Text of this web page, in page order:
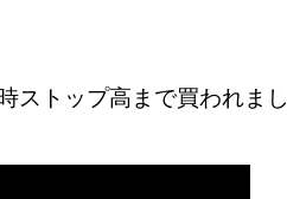
ストップ高まで買われまし